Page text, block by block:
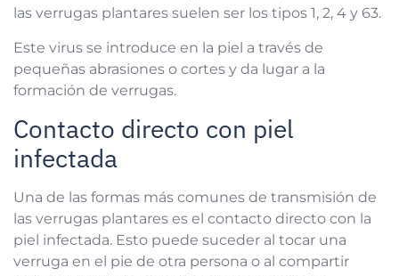
las verrugas plantares suelen ser los tipos 1, 2, 4 y 63.
Este virus se introduce en la piel a través de
pequeñas abrasiones o cortes y da lugar a la
formación de verrugas.
Contacto directo con piel
infectada
Una de las formas más comunes de transmisión de
las verrugas plantares es el contacto directo con la
piel infectada. Esto puede suceder al tocar una
verruga en el pie de otra persona o al compartir